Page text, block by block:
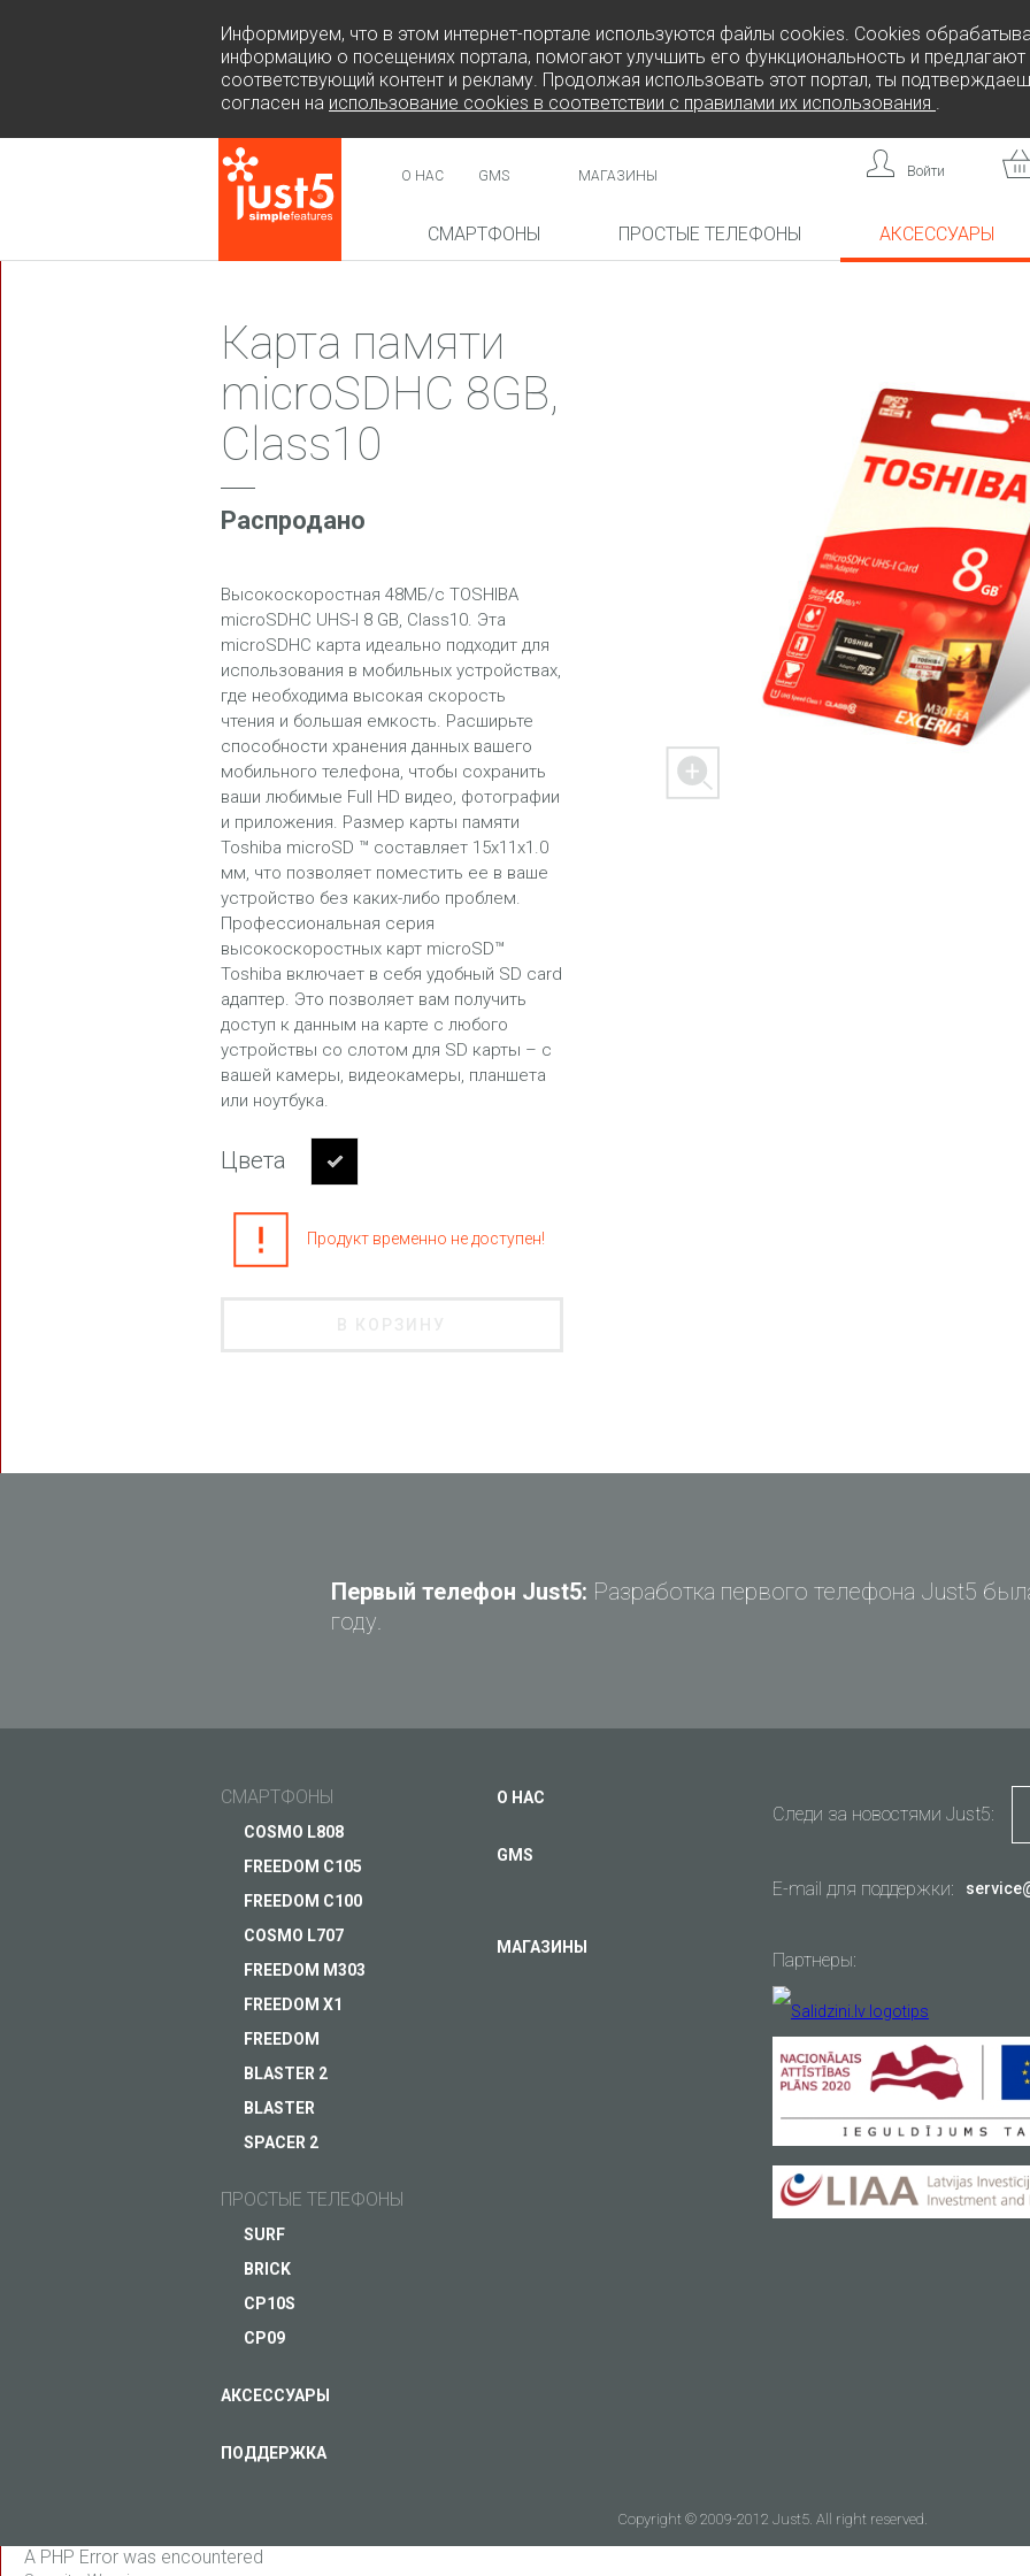
Информируем, что в этом интернет-портале используются файлы cookies. Cookies
информацию о посещениях портала, помогают улучшить его функциональность и предлагают
соответствующий контент и рекламу. Продолжая использовать этот портал, ты
согласен на использование cookies в соответствии с правилами их использования .
СМАРТФОНЫ
FREEDOM C100
FREEDOM M303 FREEDOM
BLASTER
ПРОСТЫЕ ТЕЛЕФОНЫ
CP10S
АКСЕССУАРЫ
О НАС GMS МАГАЗИНЫ Войти
Карта памяти
microSDHC 8GB,
Class10
Распродано
Высокоскоростная 48МБ/с TOSHIBA
microSDHC UHS-I 8 GB, Class10. Эта
microSDHC карта идеально подходит для
использования в мобильных устройствах,
где необходима высокая скорость
чтения и большая емкость. Расширьте
способности хранения данных вашего
мобильного телефона, чтобы сохранить
ваши любимые Full HD видео, фотографии
и приложения. Размер карты памяти
Toshiba microSD ™ составляет 15x11x1.0
мм, что позволяет поместить ее в ваше
устройство без каких-либо проблем.
Профессиональная серия
высокоскоростных карт microSD™
Toshiba включает в себя удобный SD card
адаптер. Это позволяет вам получить
доступ к данным на карте с любого
устройствы со слотом для SD карты – с
вашей камеры, видеокамеры, планшета
или ноутбука.
Цвета
Продукт временно не доступен!
металлическом корпусе
ЗАДАЙ ВОПРОС JUST5
Задай вопрос Just5
Первый телефон Just5: Разработка первого телефона Just5
году.
СМАРТФОНЫ
COSMO L808
FREEDOM C105
FREEDOM C100
COSMO L707
FREEDOM M303
FREEDOM X1
FREEDOM
BLASTER 2
BLASTER
SPACER 2
ПРОСТЫЕ ТЕЛЕФОНЫ
SURF
BRICK
CP10S
CP09
АКСЕССУАРЫ
ПОДДЕРЖКА
О НАС
GMS
МАГАЗИНЫ
Следи за новостями Just5:
E-mail для поддержки:
Партнеры:
Copyright © 2009-2012 Just5. All right reserved.
A PHP Error was encountered